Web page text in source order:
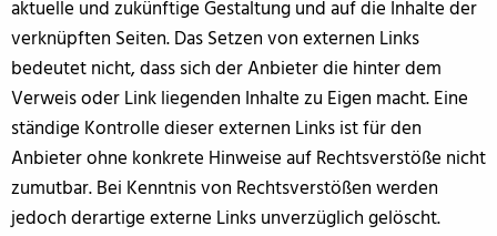
aktuelle und zukünftige Gestaltung und auf die Inhalte der
verknüpften Seiten. Das Setzen von externen Links
bedeutet nicht, dass sich der Anbieter die hinter dem
Verweis oder Link liegenden Inhalte zu Eigen macht. Eine
ständige Kontrolle dieser externen Links ist für den
Anbieter ohne konkrete Hinweise auf Rechtsverstöße nicht
zumutbar. Bei Kenntnis von Rechtsverstößen werden
jedoch derartige externe Links unverzüglich gelöscht.